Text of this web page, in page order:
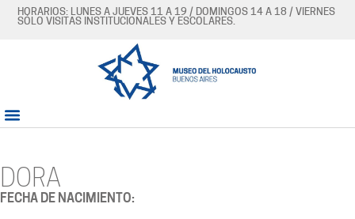
HORARIOS: LUNES A JUEVES 11 A 19 / DOMINGOS 14 A 18 / VIERNES
SÓLO VISITAS INSTITUCIONALES Y ESCOLARES.
DORA
FECHA DE NACIMIENTO: